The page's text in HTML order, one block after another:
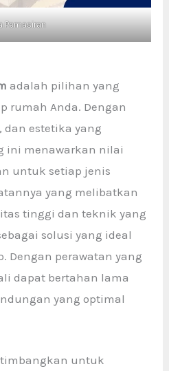
Pemasiran
adalah pilihan yang
rumah Anda. Dengan
estetika yang
ini menawarkan nilai
untuk setiap jenis
yang melibatkan
tinggi dan teknik yang
solusi yang ideal
Dengan perawatan yang
dapat bertahan lama
yang optimal
untuk